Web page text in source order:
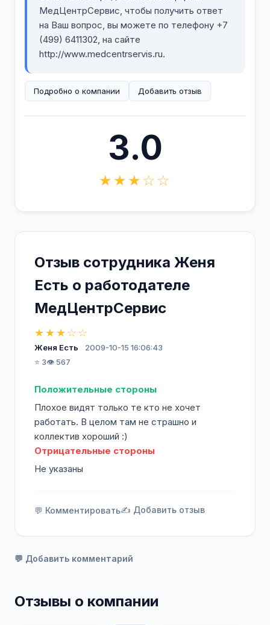
МедЦентрСервис, чтобы получить ответ
на Ваш вопрос, вы можете по телефону +7
(499) 6411302, на сайте
http://www.medcentrservis.ru.
Подробно о компании Добавить отзыв
3.0
★★★☆☆
Отзыв сотрудника Женя
Есть о работодателе
МедЦентрСервис
★★★☆☆
Женя Есть
2009-10-15 16:06:43
⭐ 3👁️ 567
Положительные стороны
Плохое видят только те кто не хочет
работать. В целом там не страшно и
коллектив хороший :)
Отрицательные стороны
Не указаны
💬 Комментировать✍️ Добавить отзыв
💬 Добавить комментарий
Отзывы о компании